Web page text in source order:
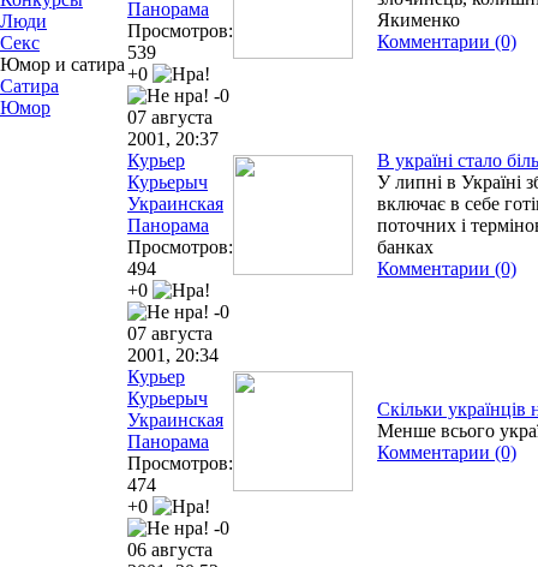
Люди
Секс
Юмор и сатира
Сатира
Юмор
Панорама
Просмотров:
539
+0
-0
Якименко
Комментарии (0)
07 августа
2001, 20:37
Курьер
Курьерыч
Украинская
Панорама
Просмотров:
494
+0
-0
В україні стало
У липні в Україні
включає в себе
поточних і
банках
Комментарии (0)
07 августа
2001, 20:34
Курьер
Курьерыч
Украинская
Панорама
Просмотров:
474
+0
-0
Скільки українців
Менше всього
Комментарии (0)
06 августа